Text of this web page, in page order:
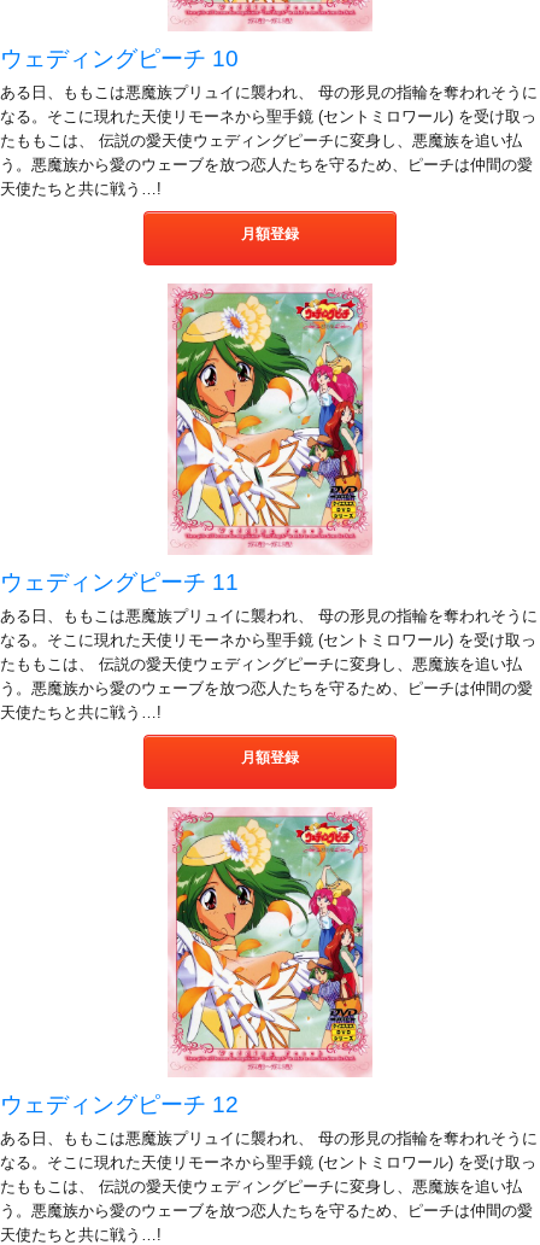
ウェディングピーチ 10
ある日、ももこは悪魔族プリュイに襲われ、 母の形見の指輪を奪われそうに
なる。そこに現れた天使リモーネから聖手鏡 (セントミロワール) を受け取っ
たももこは、 伝説の愛天使ウェディングピーチに変身し、悪魔族を追い払
う。悪魔族から愛のウェーブを放つ恋人たちを守るため、ピーチは仲間の愛
天使たちと共に戦う…!
月額登録
ウェディングピーチ 11
ある日、ももこは悪魔族プリュイに襲われ、 母の形見の指輪を奪われそうに
なる。そこに現れた天使リモーネから聖手鏡 (セントミロワール) を受け取っ
たももこは、 伝説の愛天使ウェディングピーチに変身し、悪魔族を追い払
う。悪魔族から愛のウェーブを放つ恋人たちを守るため、ピーチは仲間の愛
天使たちと共に戦う…!
月額登録
ウェディングピーチ 12
ある日、ももこは悪魔族プリュイに襲われ、 母の形見の指輪を奪われそうに
なる。そこに現れた天使リモーネから聖手鏡 (セントミロワール) を受け取っ
たももこは、 伝説の愛天使ウェディングピーチに変身し、悪魔族を追い払
う。悪魔族から愛のウェーブを放つ恋人たちを守るため、ピーチは仲間の愛
天使たちと共に戦う…!